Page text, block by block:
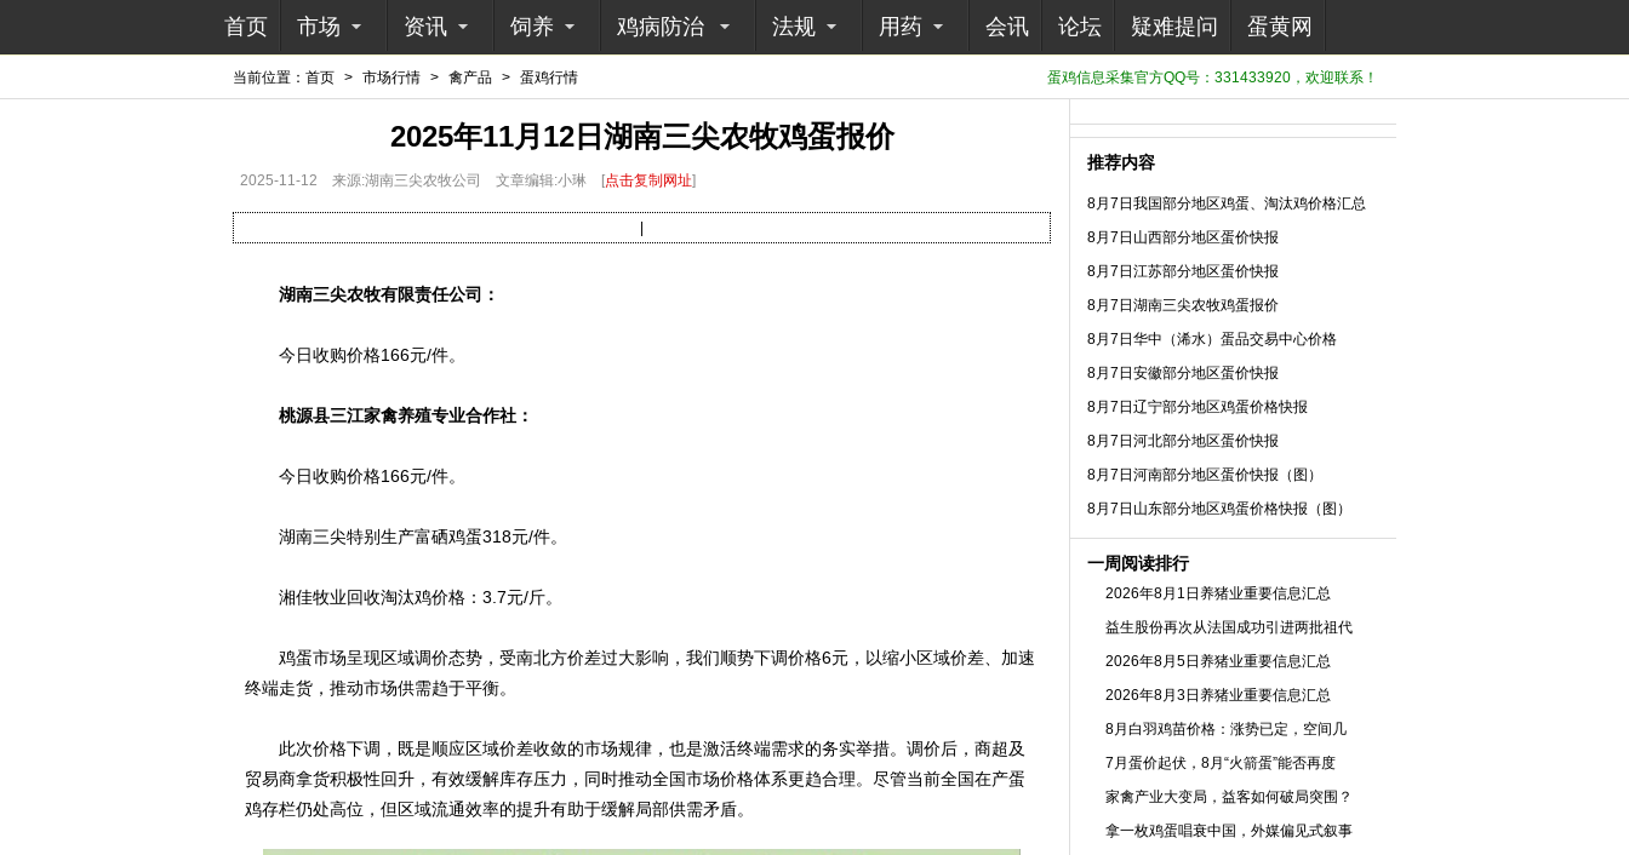
首页 市场 资讯 饲养 鸡病防治 法规 用药 会讯 论坛 疑难提问 蛋黄网
蛋鸡信息采集官方QQ号：331433920，欢迎联系！
当前位置： 首页 > 市场行情 > 禽产品 > 蛋鸡行情
2025年11月12日湖南三尖农牧鸡蛋报价
2025-11-12 来源:湖南三尖农牧公司 文章编辑:小琳 [点击复制网址]
湖南三尖农牧有限责任公司：
今日收购价格166元/件。
桃源县三江家禽养殖专业合作社：
今日收购价格166元/件。
湖南三尖特别生产富硒鸡蛋318元/件。
湘佳牧业回收淘汰鸡价格：3.7元/斤。
鸡蛋市场呈现区域调价态势，受南北方价差过大影响，我们顺势下调价格6元，以缩小区域价差、加速
终端走货，推动市场供需趋于平衡。
此次价格下调，既是顺应区域价差收敛的市场规律，也是激活终端需求的务实举措。调价后，商超及
贸易商拿货积极性回升，有效缓解库存压力，同时推动全国市场价格体系更趋合理。尽管当前全国在产蛋
鸡存栏仍处高位，但区域流通效率的提升有助于缓解局部供需矛盾。
推荐内容
8月7日我国部分地区鸡蛋、淘汰鸡价格汇总
8月7日山西部分地区蛋价快报
8月7日江苏部分地区蛋价快报
8月7日湖南三尖农牧鸡蛋报价
8月7日华中（浠水）蛋品交易中心价格
8月7日安徽部分地区蛋价快报
8月7日辽宁部分地区鸡蛋价格快报
8月7日河北部分地区蛋价快报
8月7日河南部分地区蛋价快报（图）
8月7日山东部分地区鸡蛋价格快报（图）
一周阅读排行
2026年8月1日养猪业重要信息汇总
益生股份再次从法国成功引进两批祖代
2026年8月5日养猪业重要信息汇总
2026年8月3日养猪业重要信息汇总
8月白羽鸡苗价格：涨势已定，空间几
7月蛋价起伏，8月“火箭蛋”能否再度
家禽产业大变局，益客如何破局突围？
拿一枚鸡蛋唱衰中国，外媒偏见式叙事